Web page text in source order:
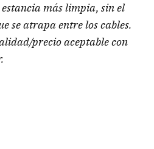
más limpia, sin el
se atrapa entre los cables.
precio aceptable con